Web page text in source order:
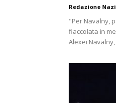
Redazione
"Per Navalny,
fiaccolata in
Alexei